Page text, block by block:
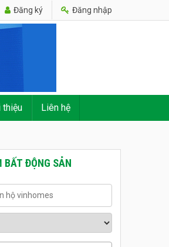
Đăng ký Đăng nhập
thiệu Liên hệ
BẤT ĐỘNG SẢN